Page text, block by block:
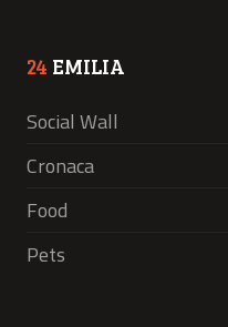
24 EMILIA
Social Wall
Cronaca
Food
Pets